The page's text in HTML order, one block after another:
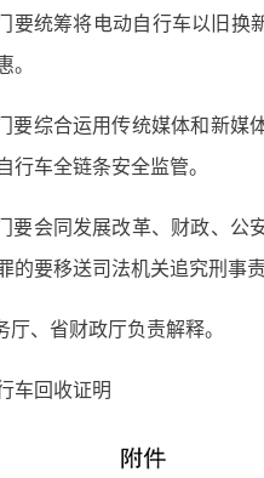
要统筹将电动自行车以旧换
要综合运用传统媒体和新
车全链条安全监管。
要会同发展改革、财政、
的要移送司法机关追究刑事
、省财政厅负责解释。
车回收证明